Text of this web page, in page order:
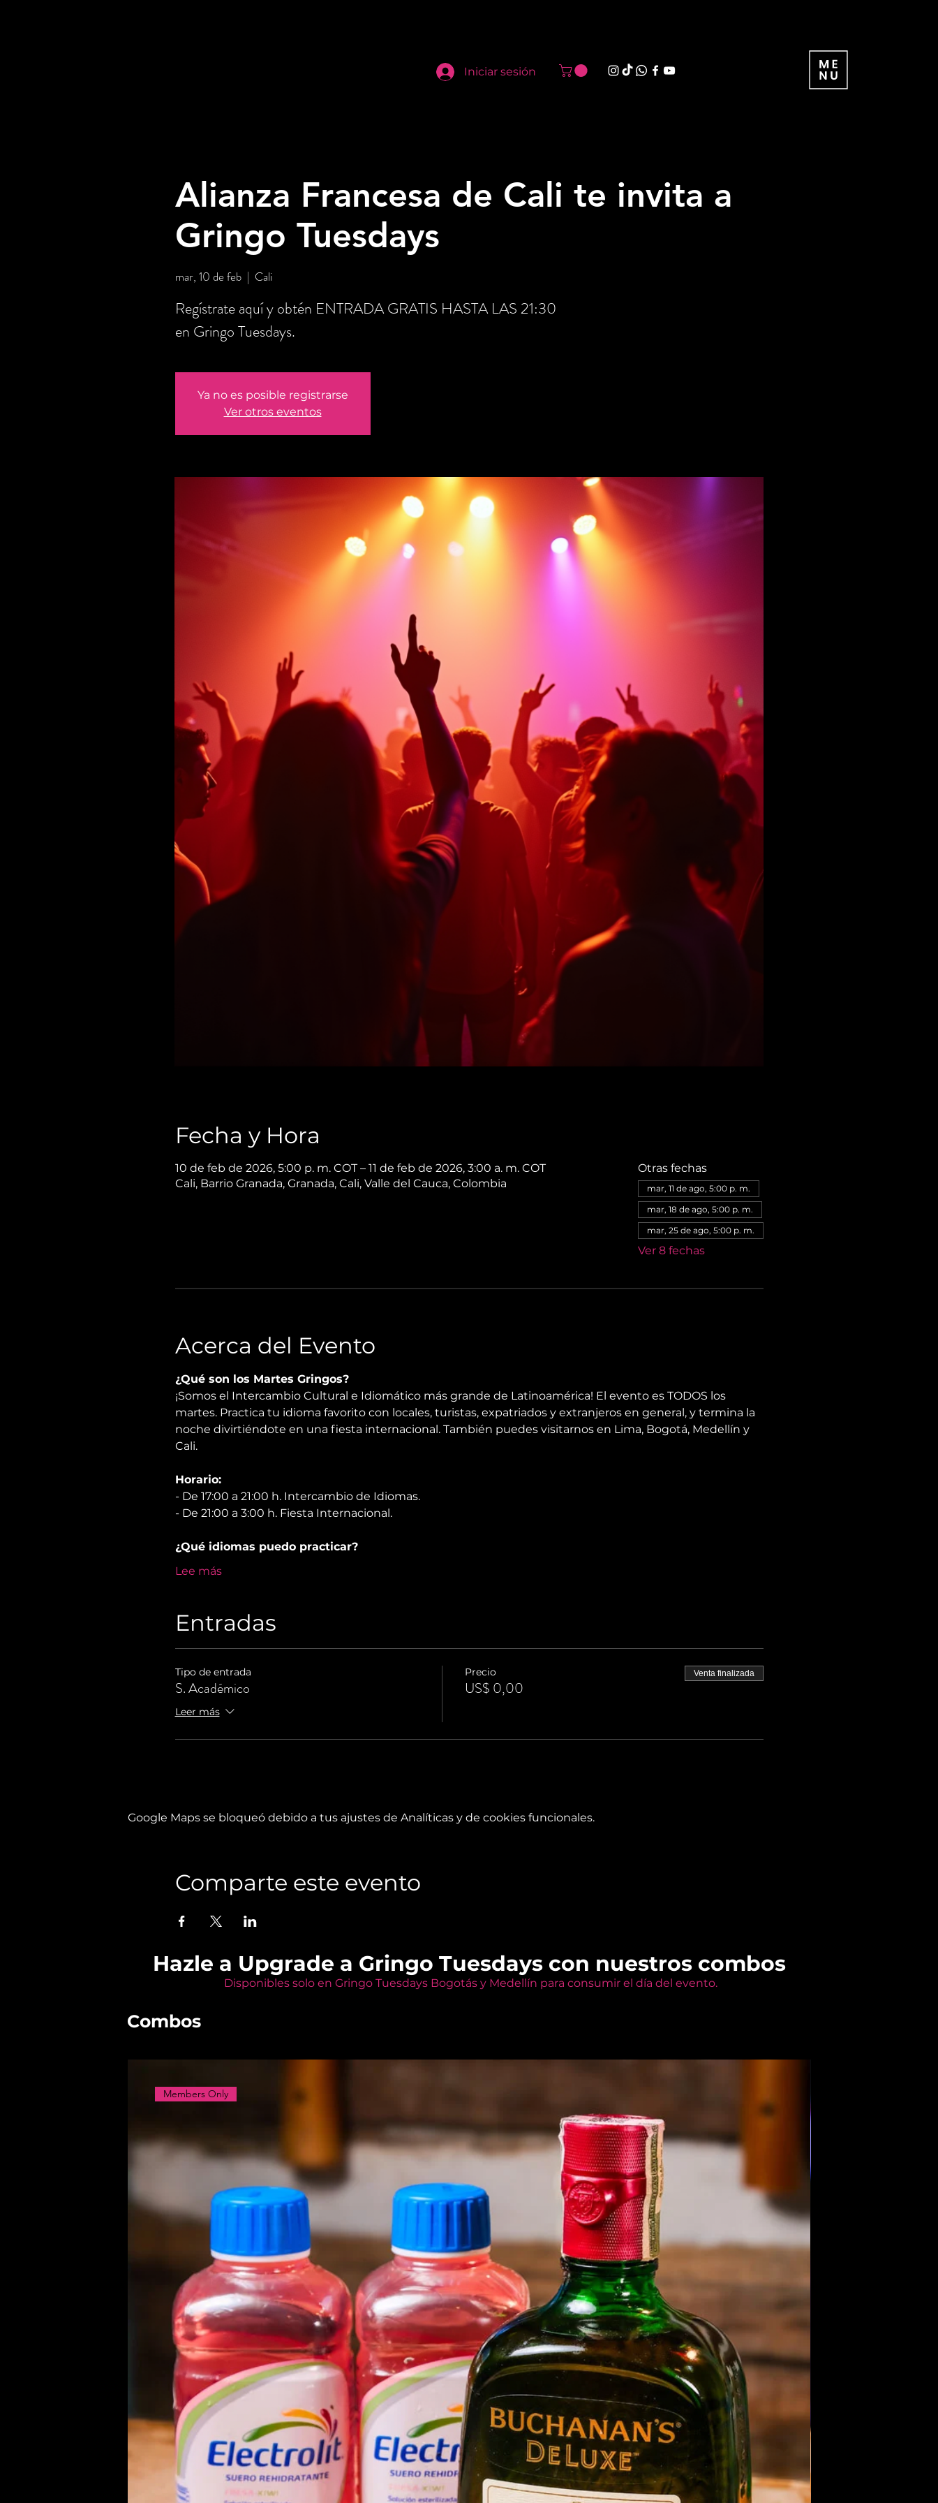
Iniciar sesión
Alianza Francesa de Cali te invita a
Gringo Tuesdays
mar, 10 de feb
  |
Cali
Regístrate aquí y obtén ENTRADA GRATIS HASTA LAS 21:30
en Gringo Tuesdays.
Ya no es posible registrarse
Ver otros eventos
Fecha y Hora
10 de feb de 2026, 5:00 p. m. COT – 11 de feb de 2026, 3:00 a. m. COT
Cali, Barrio Granada, Granada, Cali, Valle del Cauca, Colombia
Otras fechas
mar, 11 de ago, 5:00 p. m.
mar, 18 de ago, 5:00 p. m.
mar, 25 de ago, 5:00 p. m.
Ver 8 fechas
Acerca del Evento
¿Qué son los Martes Gringos?
¡Somos el Intercambio Cultural e Idiomático más grande de Latinoamérica! El evento es TODOS los
martes. Practica tu idioma favorito con locales, turistas, expatriados y extranjeros en general, y termina la
noche divirtiéndote en una fiesta internacional. También puedes visitarnos en Lima, Bogotá, Medellín y
Cali.
Horario:
- De 17:00 a 21:00 h. Intercambio de Idiomas.
- De 21:00 a 3:00 h. Fiesta Internacional.
¿Qué idiomas puedo practicar?
Lee más
Entradas
Tipo de entrada
S. Académico
Leer más
Precio
US$ 0,00
Venta finalizada
Google Maps se bloqueó debido a tus ajustes de Analíticas y de cookies funcionales.
Comparte este evento
Hazle a Upgrade a Gringo Tuesdays con nuestros combos
Disponibles solo en Gringo Tuesdays Bogotás y Medellín para consumir el día del evento.
Combos
Members Only